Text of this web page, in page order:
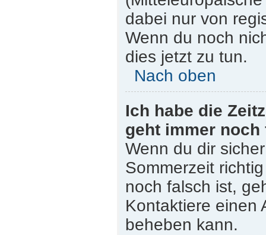
dabei nur von
Wenn du noch
dies jetzt zu tun.
Nach oben
Ich habe die
geht immer noch
Wenn du dir
Sommerzeit
noch falsch ist,
Kontaktiere einen
beheben kann.